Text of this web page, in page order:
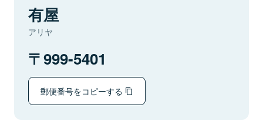
有屋
アリヤ
999-5401
郵便番号をコピーする